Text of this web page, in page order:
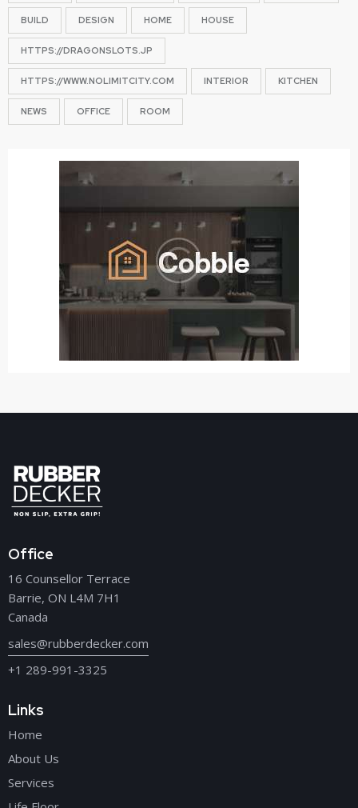
BUILD DESIGN HOME HOUSE
HTTPS://DRAGONSLOTS.JP
HTTPS://WWW.NOLIMITCITY.COM INTERIOR KITCHEN
NEWS OFFICE ROOM
Office
16 Counsellor Terrace
Barrie, ON L4M 7H1
Canada
sales@rubberdecker.com
+1 289-991-3325
Links
Home
About Us
Services